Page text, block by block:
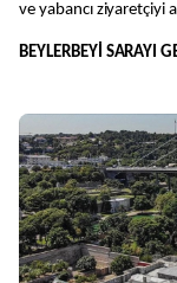
ve yabancı ziyaretçiyi
BEYLERBEYİ SARAYI